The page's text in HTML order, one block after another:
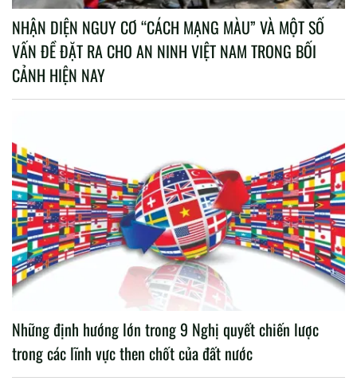
NHẬN DIỆN NGUY CƠ “CÁCH MẠNG MÀU” VÀ MỘT SỐ
VẤN ĐỀ ĐẶT RA CHO AN NINH VIỆT NAM TRONG BỐI
CẢNH HIỆN NAY
Những định hướng lớn trong 9 Nghị quyết chiến lược
trong các lĩnh vực then chốt của đất nước